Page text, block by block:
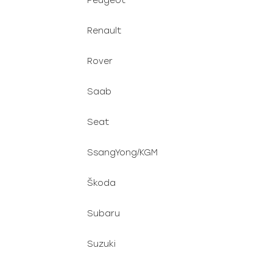
Renault
Rover
Saab
Seat
SsangYong/KGM
Škoda
Subaru
Suzuki